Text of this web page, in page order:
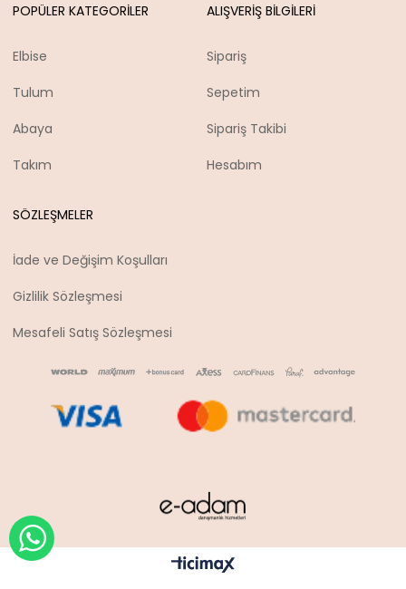
POPÜLER KATEGORİLER
Elbise
Tulum
Abaya
Takım
ALIŞVERİŞ BİLGİLERİ
Sipariş
Sepetim
Sipariş Takibi
Hesabım
SÖZLEŞMELER
İade ve Değişim Koşulları
Gizlilik Sözleşmesi
Mesafeli Satış Sözleşmesi